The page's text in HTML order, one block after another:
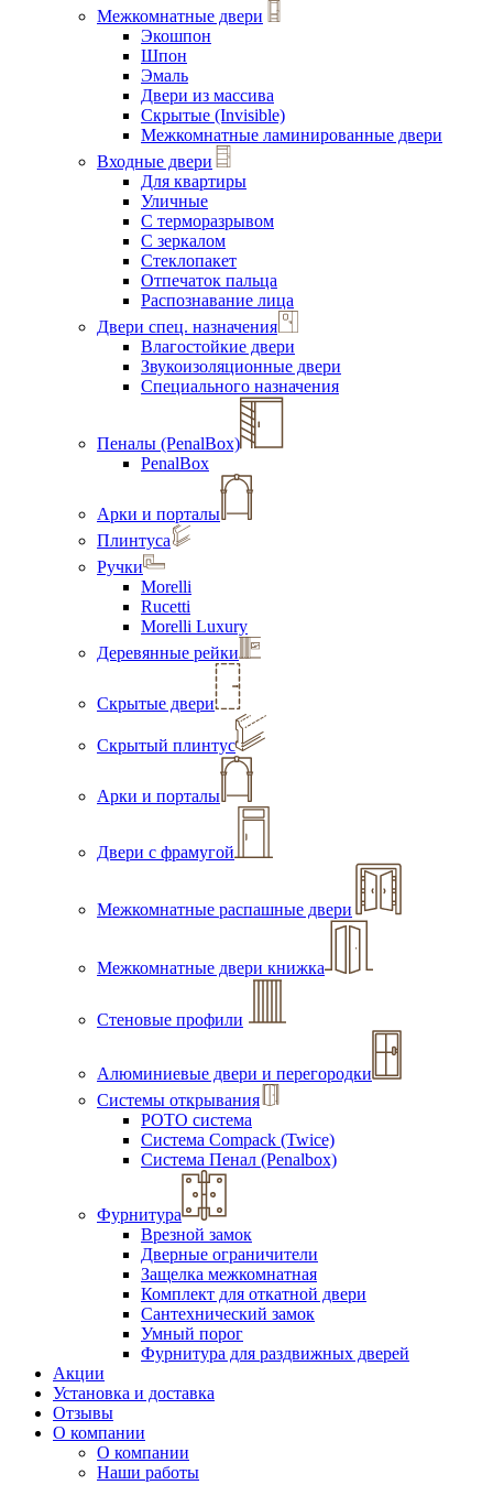
Межкомнатные двери
Экошпон
Шпон
Эмаль
Двери из массива
Скрытые (Invisible)
Межкомнатные ламинированные двери
Входные двери
Для квартиры
Уличные
С терморазрывом
С зеркалом
Стеклопакет
Отпечаток пальца
Распознавание лица
Двери спец. назначения
Влагостойкие двери
Звукоизоляционные двери
Специального назначения
Пеналы (PenalBox)
PenalBox
Арки и порталы
Плинтуса
Ручки
Morelli
Rucetti
Morelli Luxury
Деревянные рейки
Скрытые двери
Скрытый плинтус
Арки и порталы
Двери с фрамугой
Межкомнатные распашные двери
Межкомнатные двери книжка
Стеновые профили
Алюминиевые двери и перегородки
Системы открывания
РОТО система
Система Compack (Twice)
Система Пенал (Penalbox)
Фурнитура
Врезной замок
Дверные ограничители
Защелка межкомнатная
Комплект для откатной двери
Сантехнический замок
Умный порог
Фурнитура для раздвижных дверей
Акции
Установка и доставка
Отзывы
О компании
О компании
Наши работы